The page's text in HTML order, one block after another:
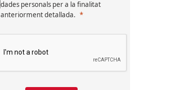
dades personals per a la finalitat
anteriorment detallada.